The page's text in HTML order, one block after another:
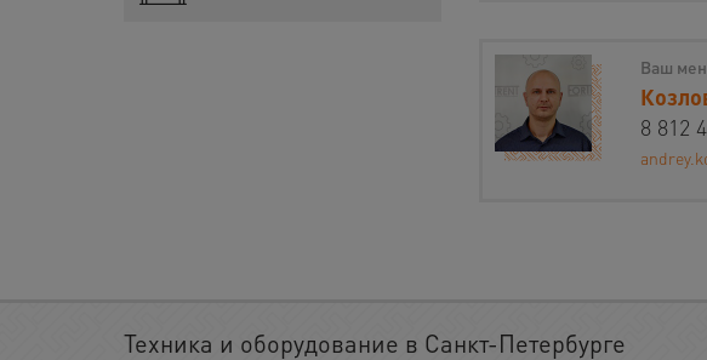
Ваш
8 812
Техника и оборудование в Санкт-Петербурге